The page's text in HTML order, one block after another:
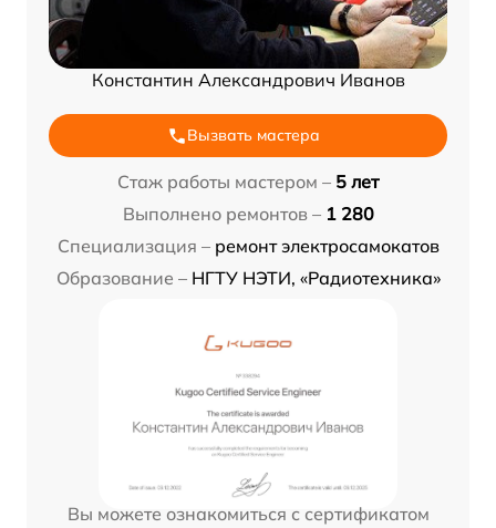
Константин Александрович Иванов
Вызвать мастера
Стаж работы мастером – 5 лет
Выполнено ремонтов – 1 280
Специализация – ремонт электросамокатов
Образование – НГТУ НЭТИ, «Радиотехника»
Вы можете ознакомиться с сертификатом